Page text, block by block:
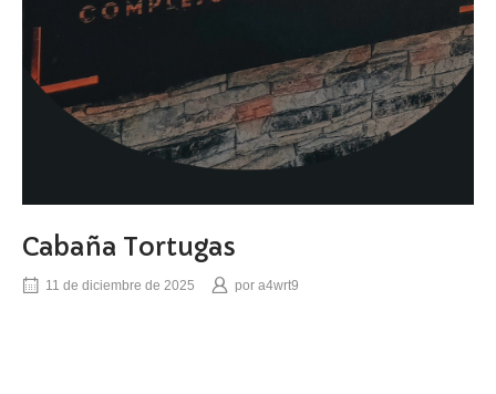
Cabaña Tortugas
11 de diciembre de 2025 por a4wrt9